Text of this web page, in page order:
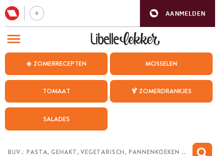
AANMELDEN
☀️ ZOMERRECEPTEN MOSSELEN
TOMAAT 🍹 ZOMERDRANKJES
SALADES
BEZOEK ONZE ANDERE WEBSITES
WEEKMENU
CHAT MET MAIA